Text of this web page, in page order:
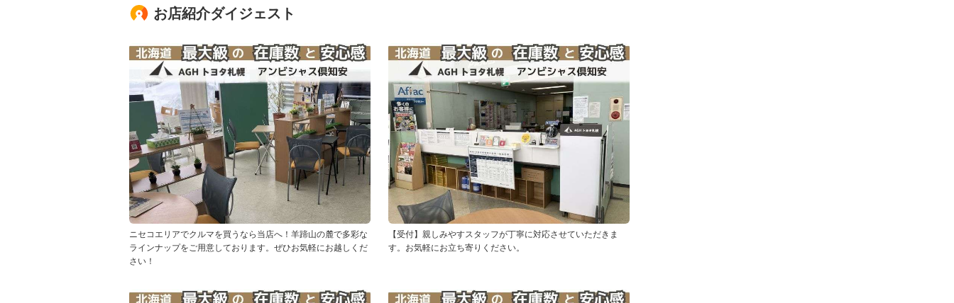
お店紹介ダイジェスト
ニセコエリアでクルマを買うなら当店へ！羊蹄山の麓で多彩な
ラインナップをご用意しております。ぜひお気軽にお越しくだ
さい！
【受付】親しみやすスタッフが丁寧に対応させていただきま
す。お気軽にお立ち寄りください。